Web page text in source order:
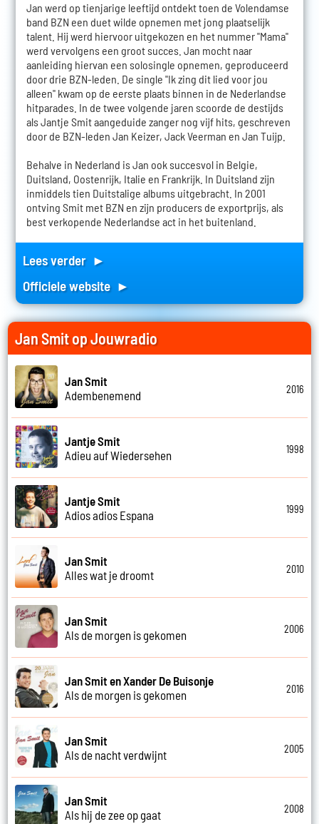
Jan werd op tienjarige leeftijd ontdekt toen de Volendamse
band BZN een duet wilde opnemen met jong plaatselijk
talent. Hij werd hiervoor uitgekozen en het nummer "Mama"
werd vervolgens een groot succes. Jan mocht naar
aanleiding hiervan een solosingle opnemen, geproduceerd
door drie BZN-leden. De single "Ik zing dit lied voor jou
alleen" kwam op de eerste plaats binnen in de Nederlandse
hitparades. In de twee volgende jaren scoorde de destijds
als Jantje Smit aangeduide zanger nog vijf hits, geschreven
door de BZN-leden Jan Keizer, Jack Veerman en Jan Tuijp.
Behalve in Nederland is Jan ook succesvol in Belgie,
Duitsland, Oostenrijk, Italie en Frankrijk. In Duitsland zijn
inmiddels tien Duitstalige albums uitgebracht. In 2001
ontving Smit met BZN en zijn producers de exportprijs, als
best verkopende Nederlandse act in het buitenland.
Lees verder ►
Officiele website ►
Jan Smit op Jouwradio
Jan Smit
Adembenemend
2016
Jantje Smit
Adieu auf Wiedersehen
1998
Jantje Smit
Adios adios Espana
1999
Jan Smit
Alles wat je droomt
2010
Jan Smit
Als de morgen is gekomen
2006
Jan Smit en Xander De Buisonje
Als de morgen is gekomen
2016
Jan Smit
Als de nacht verdwijnt
2005
Jan Smit
Als hij de zee op gaat
2008